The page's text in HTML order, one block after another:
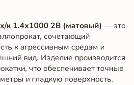
к 1.4х1000 2B (матовый) — это
сочетающий
к агрессивным средам и
вид. Изделие производится
что обеспечивает точные
и гладкую поверхность.